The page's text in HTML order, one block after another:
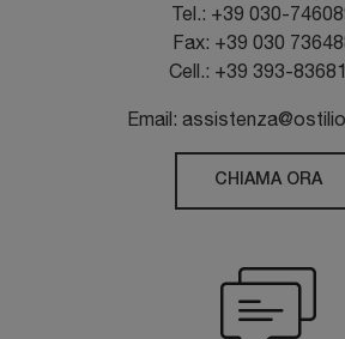
Tel.: +39 030-
Fax: +39 030
Cell.: +39 393-
Email:
CHIAMA ORA